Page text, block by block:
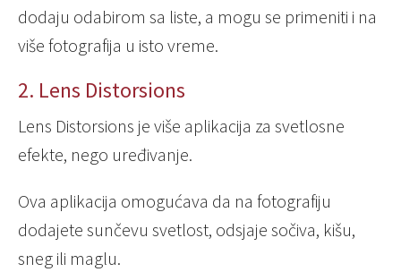
dodaju odabirom sa liste, a mogu se primeniti i na
više fotografija u isto vreme.
2. Lens Distorsions
Lens Distorsions je više aplikacija za svetlosne
efekte, nego uređivanje.
Ova aplikacija omogućava da na fotografiju
dodajete sunčevu svetlost, odsjaje sočiva, kišu,
sneg ili maglu.